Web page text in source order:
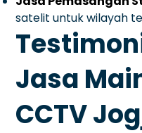
satelit untuk wilayah
Jasa
CCTV